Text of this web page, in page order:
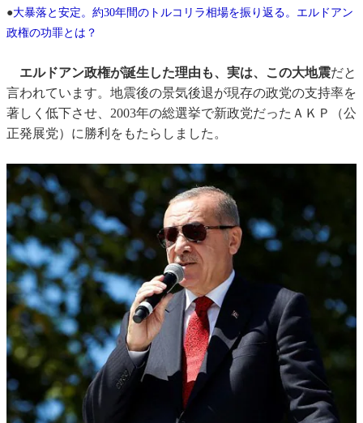
●大暴落と安定。約30年間のトルコリラ相場を振り返る。エルドアン
政権の功罪とは？
エルドアン政権が誕生した理由も、実は、この大地震だと
言われています。地震後の景気後退が現存の政党の支持率を
著しく低下させ、2003年の総選挙で新政党だったＡＫＰ（公
正発展党）に勝利をもたらしました。